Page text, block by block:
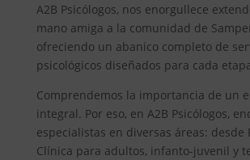
A2B Psicólogos, nos enorgullece
mano amiga a la comunidad de
ofreciendo un abanico completo de
psicológicos diseñados para cada
Comprendemos la importancia de un
integral. Por eso, en A2B Psicólogos,
especialistas en diversas áreas: desde
Clínica para adultos, infanto-juvenil y